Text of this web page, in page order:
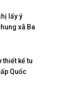
lấy ý
xã Ba
thiết kế tu
Quốc